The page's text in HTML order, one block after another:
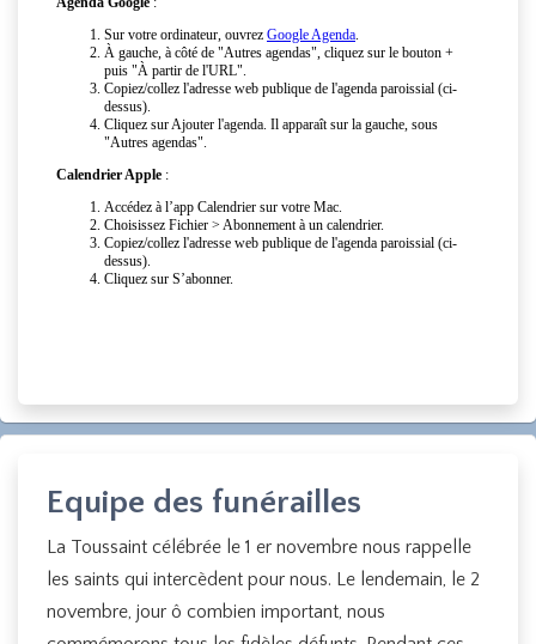
Equipe des funérailles
La Toussaint célébrée le 1 er novembre nous rappelle
les saints qui intercèdent pour nous. Le lendemain, le 2
novembre, jour ô combien important, nous